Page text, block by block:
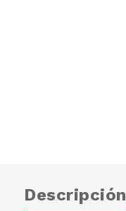
Descripción